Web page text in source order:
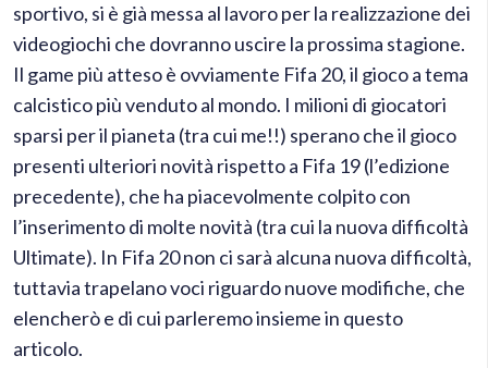
sportivo, si è già messa al lavoro per la realizzazione dei
videogiochi che dovranno uscire la prossima stagione.
Il game più atteso è ovviamente Fifa 20, il gioco a tema
calcistico più venduto al mondo. I milioni di giocatori
sparsi per il pianeta (tra cui me!!) sperano che il gioco
presenti ulteriori novità rispetto a Fifa 19 (l’edizione
precedente), che ha piacevolmente colpito con
l’inserimento di molte novità (tra cui la nuova difficoltà
Ultimate). In Fifa 20 non ci sarà alcuna nuova difficoltà,
tuttavia trapelano voci riguardo nuove modifiche, che
elencherò e di cui parleremo insieme in questo
articolo.